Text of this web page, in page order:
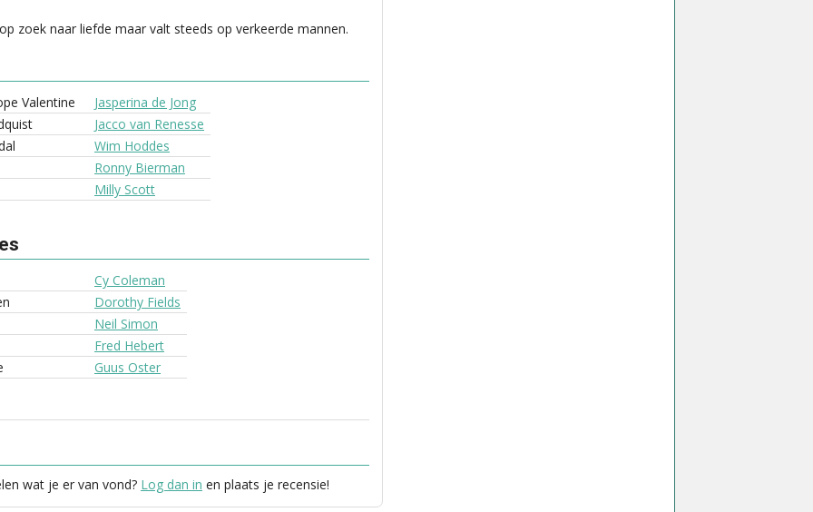
zoek naar liefde maar valt steeds op verkeerde mannen.
Valentine
Jasperina de Jong
Jacco van Renesse
Wim Hoddes
Ronny Bierman
Milly Scott
Cy Coleman
Dorothy Fields
Neil Simon
Fred Hebert
Guus Oster
wat je er van vond? Log dan in en plaats je recensie!